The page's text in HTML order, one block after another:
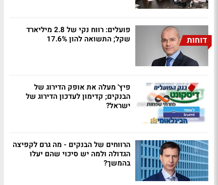
דוחות
פועלים: רווח נקי של 2.8 מיליארד
שקל; התשואה להון 17.6%
פיץ' מעלה את אופק הדירוג של
הבנקים; קדימון לעדכון הדירוג של
ישראל?
הרווחים של הבנקים - מה גרם לקפיצה
הגדולה ולמה יש סיכוי שהם יעלו
בהמשך?